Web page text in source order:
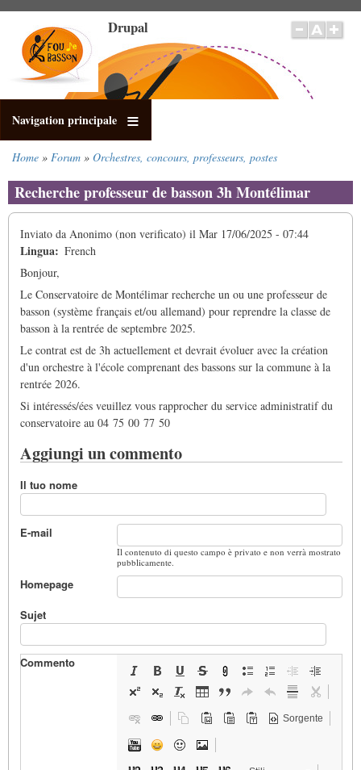
contenuto
principale
Drupal
Navigation principale
di
pane
Home Forum Orchestres, concours, professeurs, postes
Recherche professeur de basson 3h Montélimar
Inviato da Anonimo (non verificato) il Mar 17/06/2025 - 07:44
Lingua
French
Bonjour,
Le Conservatoire de Montélimar recherche un ou une professeur de
basson (système français et/ou allemand) pour reprendre la classe de
basson à la rentrée de septembre 2025.
Le contrat est de 3h actuellement et devrait évoluer avec la création
d'un orchestre à l'école comprenant des bassons sur la commune à la
rentrée 2026.
Si intéressés/ées veuillez vous rapprocher du service administratif du
conservatoire au 04 75 00 77 50
Aggiungi un commento
Il tuo nome
E-mail
Il contenuto di questo campo è privato e non verrà mostrato
pubblicamente.
Homepage
Sujet
Commento
Sorgente